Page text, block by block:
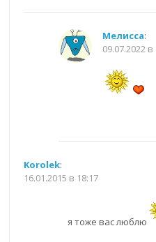
Мелисса:
09.07.2022 в
Korolek:
16.01.2015 в 18:17
я тоже вас люблю